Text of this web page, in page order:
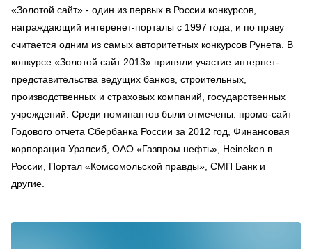
«Золотой сайт» - один из первых в России конкурсов,
награждающий интеренет-порталы с 1997 года, и по праву
считается одним из самых авторитетных конкурсов Рунета. В
конкурсе «Золотой сайт 2013» приняли участие интернет-
представительства ведущих банков, строительных,
производственных и страховых компаний, государственных
учреждений. Среди номинантов были отмечены: промо-сайт
Годового отчета Сбербанка России за 2012 год, Финансовая
корпорация Уралсиб, ОАО «Газпром нефть», Heineken в
России, Портал «Комсомольской правды», СМП Банк и
другие.